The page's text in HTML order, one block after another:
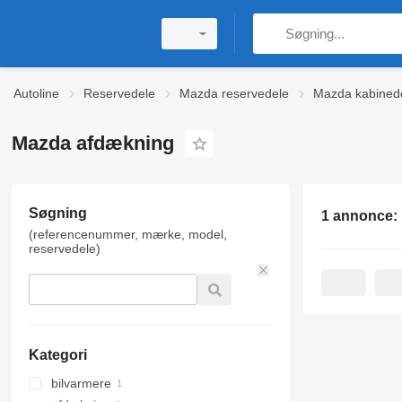
Autoline Reservedele Mazda reservedele Mazda
Mazda afdækning
Søgning
(referencenummer, mærke, model,
reservedele)
Kategori
bilvarmere
1 annonce: